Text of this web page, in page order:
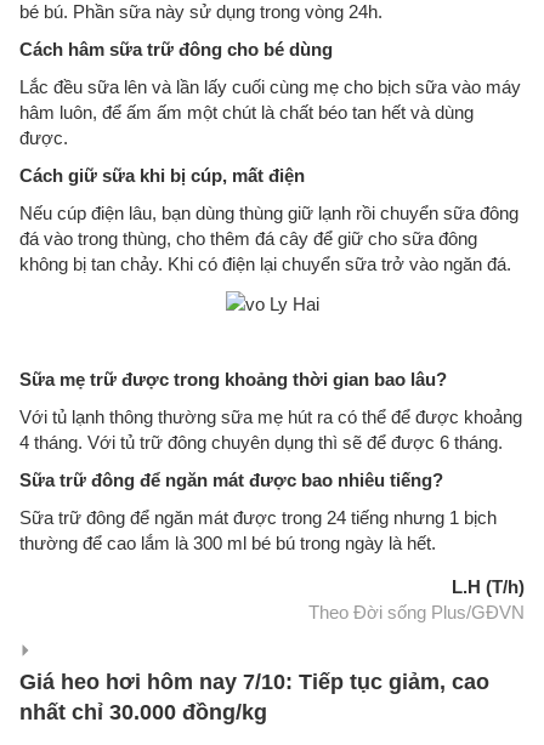
bé bú. Phần sữa này sử dụng trong vòng 24h.
Cách hâm sữa trữ đông cho bé dùng
Lắc đều sữa lên và lần lấy cuối cùng mẹ cho bịch sữa vào máy
hâm luôn, để ấm ấm một chút là chất béo tan hết và dùng
được.
Cách giữ sữa khi bị cúp, mất điện
Nếu cúp điện lâu, bạn dùng thùng giữ lạnh rồi chuyển sữa đông
đá vào trong thùng, cho thêm đá cây để giữ cho sữa đông
không bị tan chảy. Khi có điện lại chuyển sữa trở vào ngăn đá.
Sữa mẹ trữ được trong khoảng thời gian bao lâu?
Với tủ lạnh thông thường sữa mẹ hút ra có thể để được khoảng
4 tháng. Với tủ trữ đông chuyên dụng thì sẽ để được 6 tháng.
Sữa trữ đông để ngăn mát được bao nhiêu tiếng?
Sữa trữ đông để ngăn mát được trong 24 tiếng nhưng 1 bịch
thường để cao lắm là 300 ml bé bú trong ngày là hết.
L.H (T/h)
Theo Đời sống Plus/GĐVN
Giá heo hơi hôm nay 7/10: Tiếp tục giảm, cao
nhất chỉ 30.000 đồng/kg